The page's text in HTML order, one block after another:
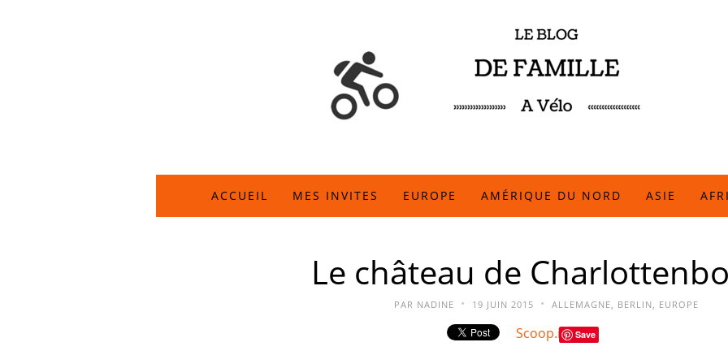
ACCUEIL MES INVITES EUROPE AMÉRIQUE DU NORD ASIE
Le château de
PAR NADINE • 19 JUIN 2015 • ALLEMAGNE, BERLIN , EUROPE
Scoop.it Save